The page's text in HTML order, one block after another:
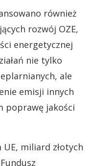
również
rozwój OZE,
energetycznej
nie tylko
ale
emisji innych
poprawę jakości
miliard złotych